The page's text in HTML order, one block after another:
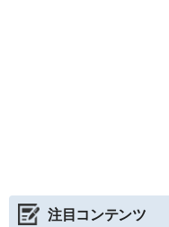
注目コンテンツ